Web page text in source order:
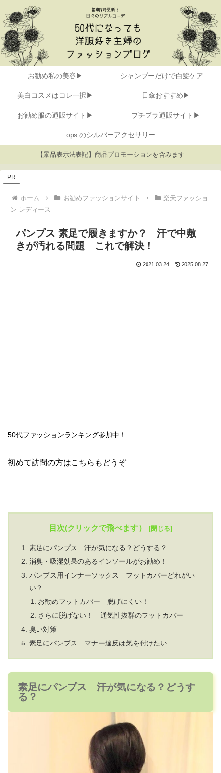
お勧め私の美容▶ シャンプーだけで白髪ケア▶
美白コスメはコレ一択▶ 日傘おすすめ▶
お勧め服の通販サイト▶ プチプラ通販サイト▶
ops.のシルバーアクセサリー
【景品表示法表記】商品プロモーションを含みます
PR
ホーム お勧めファッションサイト
楽天ファッショ
ン レディース
パンプス 素足で履きますか？ 汗で中敷
きが汚れる問題 これで解決！
2021.03.24 2025.08.27
50代ファッションランキング参加中！
初めて訪問の方はこちらもどうぞ
目次(クリックで飛べます）
素足にパンプス 汗が気になる？どうする？
消臭・吸湿効果のあるインソールがお勧め！
パンプス用インナーソックス フットカバーどれがい
い？
お勧めフットカバー 脱げにくい！
さらに脱げない！ 通気性抜群のフットカバー
臭い対策
素足にパンプス マナー違反は気を付けたい
素足にパンプス 汗が気になる？どうす
る？